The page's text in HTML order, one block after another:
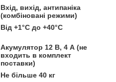
Вхід, вихід, антипаніка
(комбіновані режими)
Від +1°С до +40°С
Акумулятор 12 В, 4 А (не
входить в комплект
поставки)
Не більше 40 кг